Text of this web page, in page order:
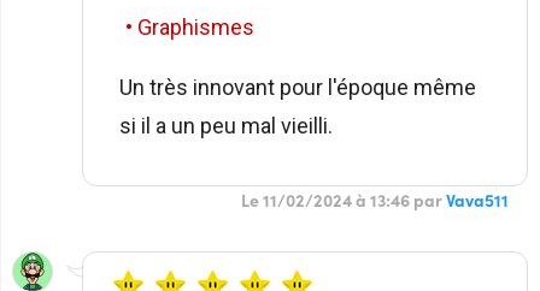
• Graphismes
Un très innovant pour l'époque même
si il a un peu mal vieilli.
Le 11/02/2024 à 13:46 parVava511